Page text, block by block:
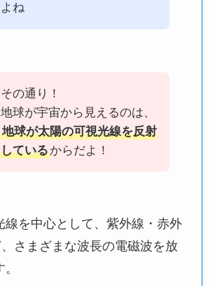
よね
その通り！
地球が宇宙から見えるのは、
地球が太陽の可視光線を反射
しているからだよ！
線を中心として、紫外線・赤外
さまざまな波長の電磁波を放